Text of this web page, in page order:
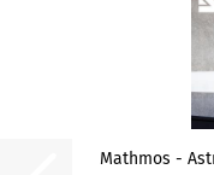
Mathmos -